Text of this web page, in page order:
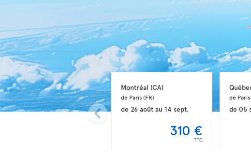
Montréal (CA)
de Paris (FR)
de 26 aoûtau 14 sept.
310 €
TTC
de
de 05